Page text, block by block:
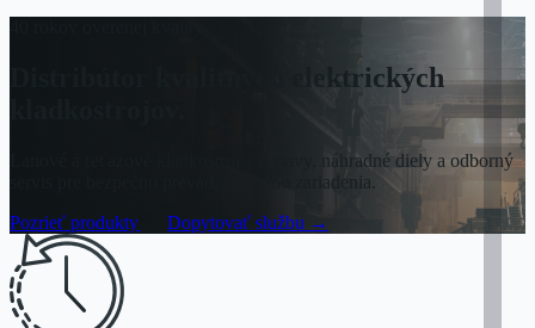
Distribútor kvalitných elektrických
Lanové a reťazové kladkostroje, žeriavy, náhradné diely a odborný
servis pre bezpečnú prevádzku vášho zariadenia.
Pozrieť produkty
Dopytovať službu →